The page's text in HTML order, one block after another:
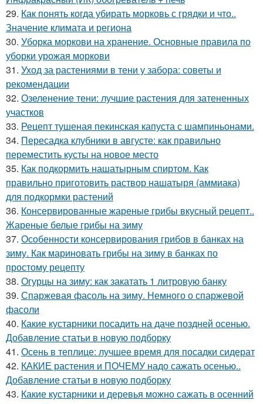
29. Как понять когда убирать морковь с грядки и что..
Значение климата и региона
30. Уборка моркови на хранение. Основные правила по
уборки урожая моркови
31. Уход за растениями в тени у забора: советы и
рекомендации
32. Озеленение тени: лучшие растения для затененных
участков
33. Рецепт тушеная пекинская капуста с шампиньонами.
34. Пересадка клубники в августе: как правильно
переместить кусты на новое место
35. Как подкормить нашатырным спиртом. Как
правильно приготовить раствор нашатыря (аммиака)
для подкормки растений
36. Консервированные жареные грибы вкусный рецепт..
Жареные белые грибы на зиму
37. Особенности консервирования грибов в банках на
зиму. Как мариновать грибы на зиму в банках по
простому рецепту
38. Огурцы на зиму: как закатать 1 литровую банку
39. Спаржевая фасоль на зиму. Немного о спаржевой
фасоли
40. Какие кустарники посадить на даче поздней осенью.
Добавление статьи в новую подборку
41. Осень в теплице: лучшее время для посадки сидерат
42. КАКИЕ растения и ПОЧЕМУ надо сажать осенью..
Добавление статьи в новую подборку
43. Какие кустарники и деревья можно сажать в осенний